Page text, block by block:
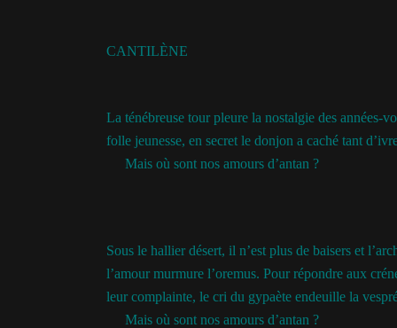
CANTILÈNE
La ténébreuse tour pleure la nostalgie des années-
folle jeunesse, en secret le donjon a caché tant
Mais où sont nos amours d’antan ?
Sous le hallier désert, il n’est plus de baisers et
l’amour murmure l’oremus. Pour répondre aux
leur complainte, le cri du gypaète endeuille la
Mais où sont nos amours d’antan ?